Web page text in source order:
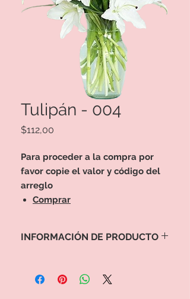
Tulipán - 004
$112,00
Para proceder a la compra por
favor copie el valor y código del
arreglo
Comprar
INFORMACIÓN DE PRODUCTO
Comprar